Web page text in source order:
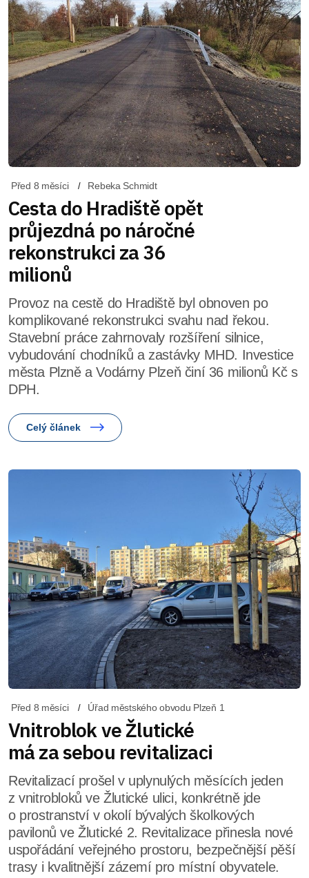
Před 8 měsíci Rebeka Schmidt
Cesta do Hradiště opět
průjezdná po náročné
rekonstrukci za 36
milionů
Provoz na cestě do Hradiště byl obnoven po
komplikované rekonstrukci svahu nad řekou.
Stavební práce zahrnovaly rozšíření silnice,
vybudování chodníků a zastávky MHD. Investice
města Plzně a Vodárny Plzeň činí 36 milionů Kč s
DPH.
Celý článek
Před 8 měsíci Úřad městského obvodu Plzeň 1
Vnitroblok ve Žlutické
má za sebou revitalizaci
Revitalizací prošel v uplynulých měsících jeden
z vnitrobloků ve Žlutické ulici, konkrétně jde
o prostranství v okolí bývalých školkových
pavilonů ve Žlutické 2. Revitalizace přinesla nové
uspořádání veřejného prostoru, bezpečnější pěší
trasy i kvalitnější zázemí pro místní obyvatele.